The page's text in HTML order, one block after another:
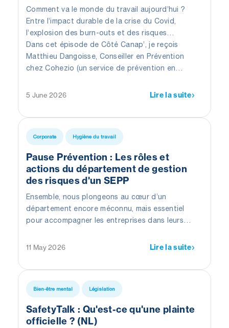
Comment va le monde du travail aujourd’hui ?
Entre l’impact durable de la crise du Covid,
l’explosion des burn-outs et des risques
psychosociaux, les organisations traversent une
véritable crise de sens.
Dans cet épisode de Côté Canap’, je reçois
Matthieu Dangoisse, Conseiller en Prévention
chez Cohezio (un service de prévention en
5 June 2026
Lire la suite
Corporate Hygiène du travail
Pause Prévention : Les rôles et
actions du département de gestion
des risques d'un SEPP
Ensemble, nous plongeons au cœur d’un
département encore méconnu, mais essentiel
pour accompagner les entreprises dans leurs
11 May 2026
Lire la suite
Bien-être mental Législation
SafetyTalk : Qu'est-ce qu'une plainte
officielle ? (NL)